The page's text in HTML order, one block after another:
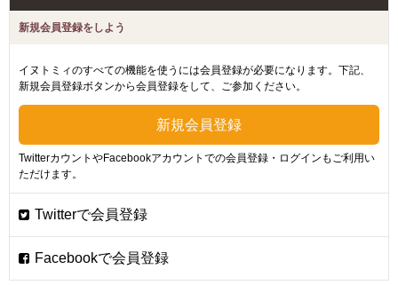
新規会員登録をしよう
イヌトミィのすべての機能を使うには会員登録が必要になります。下記、
新規会員登録ボタンから会員登録をして、ご参加ください。
TwitterカウントやFacebookアカウントでの会員登録・ログインもご利用い
ただけます。